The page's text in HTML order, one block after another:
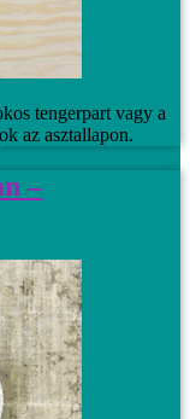
tengerpart vagy a
az asztallapon.
–